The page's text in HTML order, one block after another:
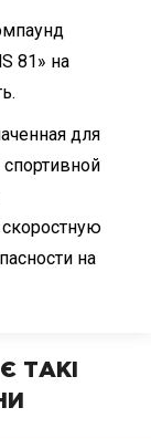
81» на
для
на
ТАКІ